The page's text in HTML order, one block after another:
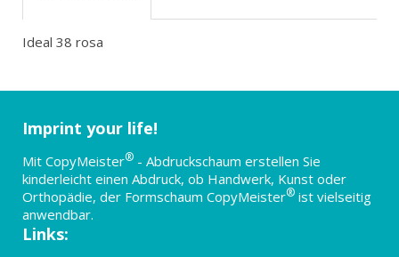
Ideal 38 rosa
Imprint your life!
Mit CopyMeister® - Abdruckschaum erstellen Sie
kinderleicht einen Abdruck, ob Handwerk, Kunst oder
Orthopädie, der Formschaum CopyMeister® ist vielseitig
anwendbar.
Links: